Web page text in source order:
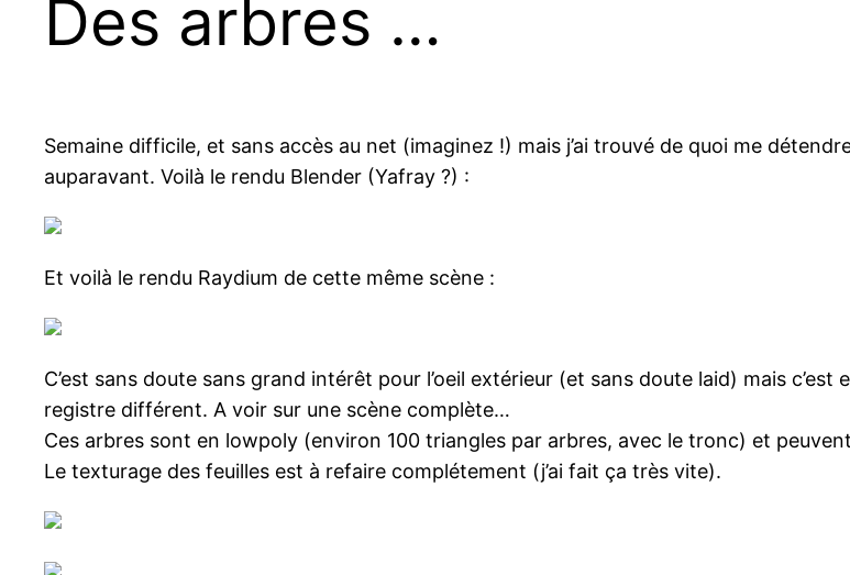
Des arbres …
Semaine difficile, et sans accès au net (imaginez !) mais j’ai trouvé de quoi me
auparavant. Voilà le rendu Blender (Yafray ?) :
Et voilà le rendu Raydium de cette même scène :
C’est sans doute sans grand intérêt pour l’oeil extérieur (et sans doute laid) mais
registre différent. A voir sur une scène complète…
Ces arbres sont en lowpoly (environ 100 triangles par arbres, avec le tronc) et
Le texturage des feuilles est à refaire complétement (j’ai fait ça très vite).